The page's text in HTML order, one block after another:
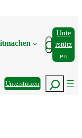
Suchen
Unte
Rstütz
En
UnterstützenSuchen